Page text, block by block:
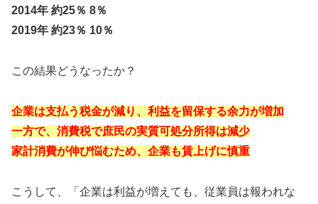
2014年 約25％ 8％
2019年 約23％ 10％
この結果どうなったか？
企業は支払う税金が減り、利益を留保する余力が増加
一方で、消費税で庶民の実質可処分所得は減少
家計消費が伸び悩むため、企業も賃上げに慎重
こうして、「企業は利益が増えても、従業員は報われな